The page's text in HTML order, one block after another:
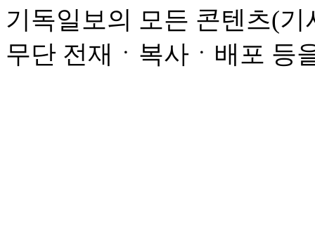
기독일보의 모든 콘텐츠(
무단 전재ㆍ복사ㆍ배포 등